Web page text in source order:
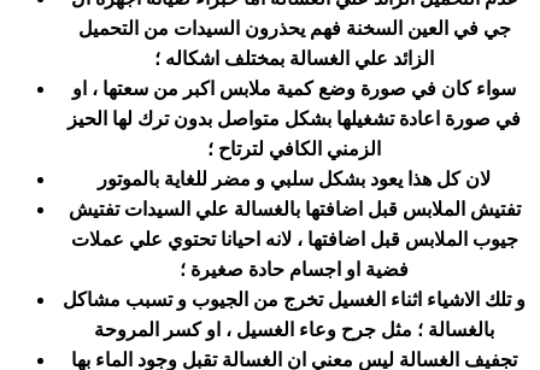
جي في العين السخنة فهم يحذرون السيدات من التحميل
الزائد علي الغسالة بمختلف اشكاله ؛
سواء كان في صورة وضع كمية ملابس اكبر من سعتها ، او
في صورة اعادة تشغيلها بشكل متواصل بدون ترك لها الحيز
الزمني الكافي لترتاح ؛
لان كل هذا يعود بشكل سلبي و مضر للغاية بالموتور
تفتيش الملابس قبل اضافتها بالغسالة علي السيدات تفتيش
جيوب الملابس قبل اضافتها ، لانه احيانا تحتوي علي عملات
فضية او اجسام حادة صغيرة ؛
و تلك الاشياء اثناء الغسيل تخرج من الجيوب و تسبب مشاكل
بالغسالة ؛ مثل جرح وعاء الغسيل ، او كسر المروحة
تجفيف الغسالة ليس معني ان الغسالة تقبل وجود الماء بها